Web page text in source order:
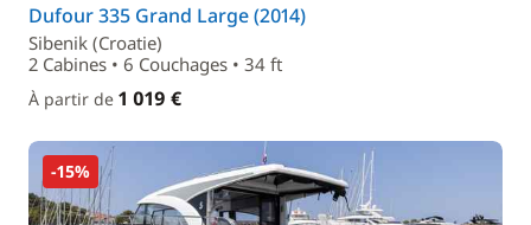
Dufour 335 Grand Large (2014)
Sibenik (Croatie)
2 Cabines • 6 Couchages • 34 ft
À partir de 1 019 €
-15%